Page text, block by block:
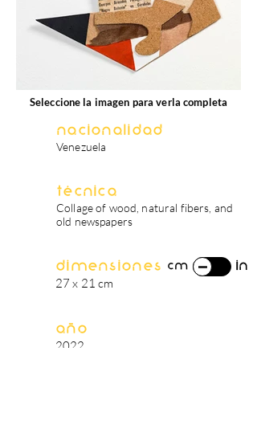
Seleccione la imagen para verla completa
Nacionalidad
Venezuela
Técnica
Collage of wood, natural fibers, and
old newspapers
Dimensiones
27 x 21 cm
cm in
Año
2022